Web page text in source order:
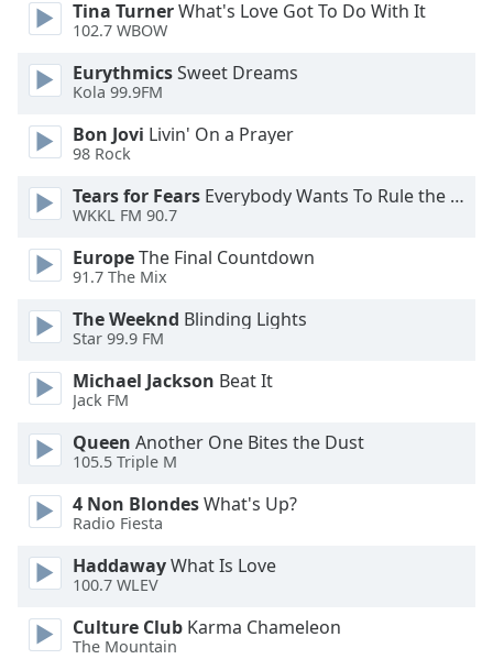
Edge
Style
Font
Family
Reset
Close
Modal
dialog
window.
Tina TurnerWhat's Love Got To Do With It
102.7 WBOW
EurythmicsSweet Dreams
Kola 99.9FM
Bon Jovi Livin' On a Prayer
98 Rock
Tears for Fears Everybody Wants To Rule the World
WKKL FM 90.7
EuropeThe Final Countdown
91.7 The Mix
The Weeknd Blinding Lights
Star 99.9 FM
Michael Jackson Beat It
Jack FM
Queen Another One Bites the Dust
105.5 Triple M
4 Non BlondesWhat's Up?
Radio Fiesta
HaddawayWhat Is Love
100.7 WLEV
Culture Club Karma Chameleon
The Mountain